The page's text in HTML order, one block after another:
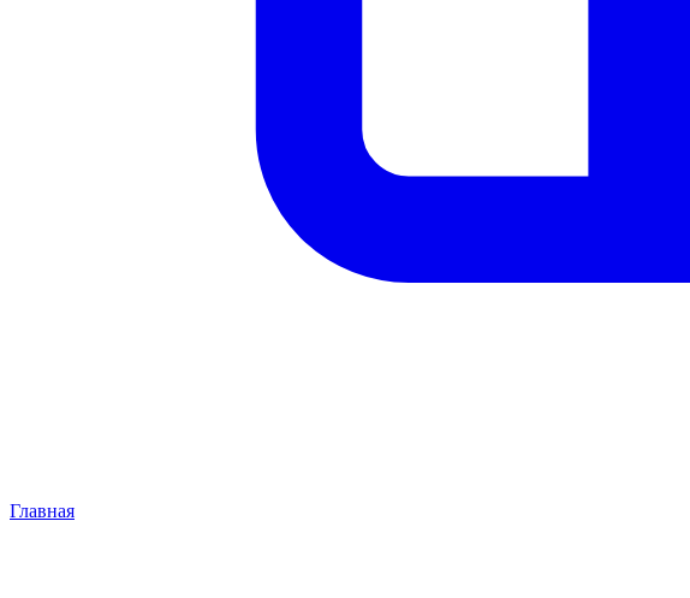
Главная